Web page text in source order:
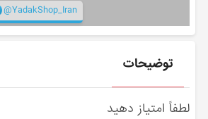
@YadakShop_Iran
توضیحات
لطفاً امتیاز دهید